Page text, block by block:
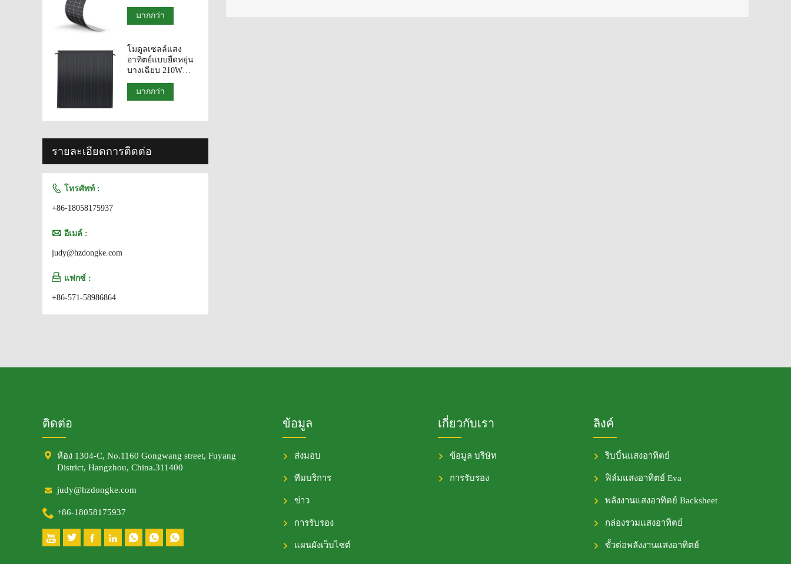
360W 365W 370W
375W จากประเทศ
จีน
มากกว่า
โมดูลเซลล์แสง
อาทิตย์แบบยืดหยุ่น
บางเฉียบ 210W
อาทิตย์ประสิทธิภาพ
สูง
มากกว่า
รายละเอียดการติดต่อ
 โทรศัพท์ :
+86-18058175937
 อีเมล์ :
judy@hzdongke.com
 แฟกซ์ :
+86-571-58986864
ติดต่อ

ห้อง 1304-C, No.1160 Gongwang street, Fuyang
District, Hangzhou, China.311400
 judy@hzdongke.com
 +86-18058175937
      
ข้อมูล
ส่งมอบ
ทีมบริการ
ข่าว
การรับรอง
แผนผังเว็บไซต์
เกี่ยวกับเรา
ข้อมูล บริษัท
การรับรอง
ลิงค์
ริบบิ้นแสงอาทิตย์
ฟิล์มแสงอาทิตย์ Eva
พลังงานแสงอาทิตย์ Backsheet
กล่องรวมแสงอาทิตย์
ขั้วต่อพลังงานแสงอาทิตย์